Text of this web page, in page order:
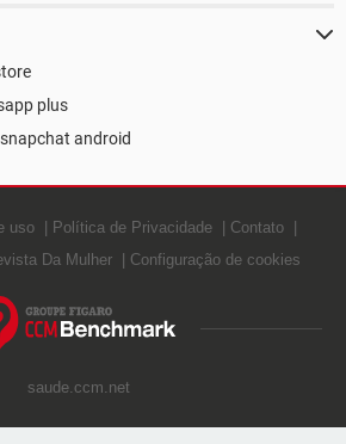
plus
android
uso Política de Privacidade
Contato
Da Mulher Configuração de cookies
saude.ccm.net